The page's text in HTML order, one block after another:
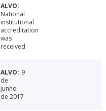
National
institutional
accreditation
was
received
9
de
junho
de 2017